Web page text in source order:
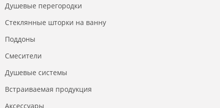
Душевые перегородки
Стеклянные шторки на ванну
Поддоны
Смесители
Душевые системы
Встраиваемая продукция
Аксессуары